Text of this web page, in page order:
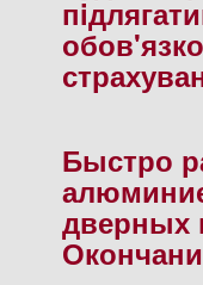
Быстро
дверных